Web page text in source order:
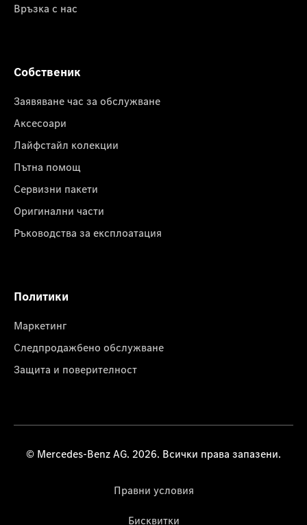
Връзка с нас
Собственик
Заявяване час за обслужване
Аксесоари
Лайфстайл колекции
Пътна помощ
Сервизни пакети
Оригинални части
Ръководства за експлоатация
Политики
Маркетинг
Следпродажбено обслужване
Защита и поверителност
© Mercedes-Benz AG. 2026. Всички права запазени.
Правни условия
Бисквитки